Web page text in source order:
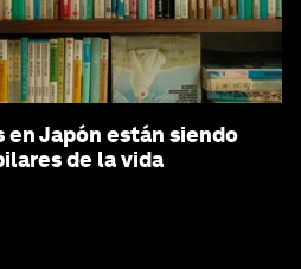
Japón están siendo
de la vida